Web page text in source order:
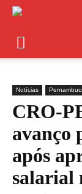
Notícias
CRO-
avanço
após
salarial